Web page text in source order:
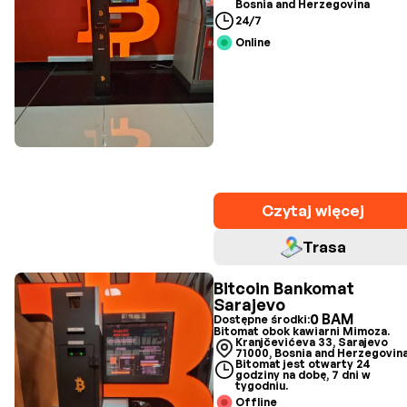
Bosnia and Herzegovina
24/7
Online
Czytaj więcej
Trasa
Bitcoin Bankomat
Sarajevo
Dostępne środki:0 BAM
Bitomat obok kawiarni Mimoza.
Kranjčevićeva 33, Sarajevo
71000, Bosnia and
Bitomat jest otwarty 24
godziny na dobę, 7 dni w
tygodniu.
Offline